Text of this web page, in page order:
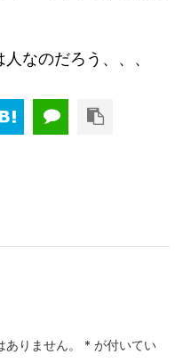
なのだろう、、、
りません。 * が付いてい